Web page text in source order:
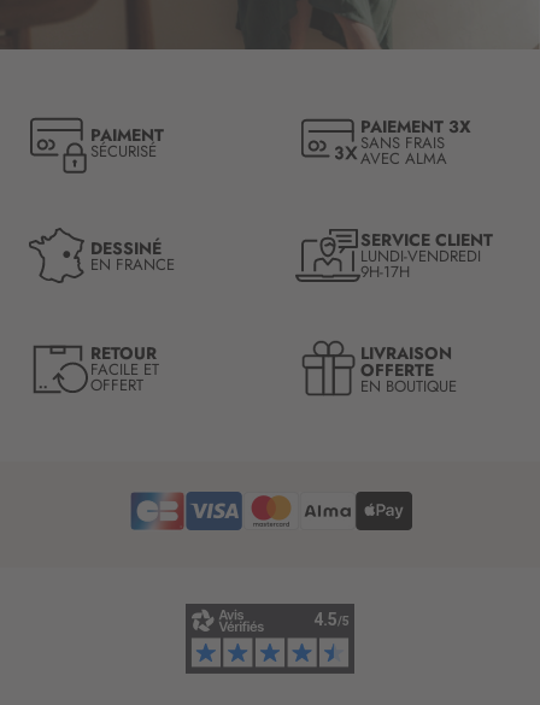
t
i
o
n
o
e
e
PAIMENT
SÉCURISÉ
PAIEMENT 3X
SANS FRAIS
AVEC ALMA
DESSINÉ
EN FRANCE
SERVICE CLIENT
LUNDI-VENDREDI
9H-17H
RETOUR
FACILE ET
OFFERT
LIVRAISON
OFFERTE
EN BOUTIQUE